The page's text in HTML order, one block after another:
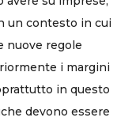
un contesto in cui
nuove regole
i margini
in questo
devono essere